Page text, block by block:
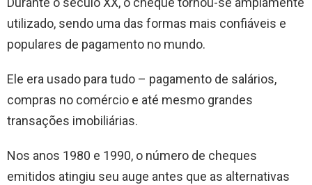
utilizado, sendo uma das formas mais confiáveis e
populares de pagamento no mundo.
Ele era usado para tudo – pagamento de salários,
compras no comércio e até mesmo grandes
transações imobiliárias.
Nos anos 1980 e 1990, o número de cheques
emitidos atingiu seu auge antes que as alternativas